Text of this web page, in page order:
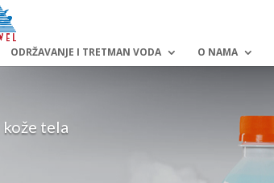
ODRŽAVANJE I TRETMAN VODA O NAMA
tela